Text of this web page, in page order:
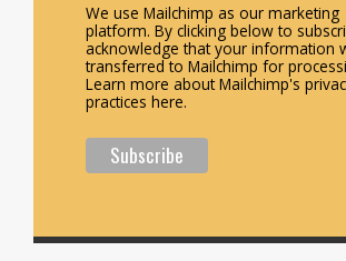
We use Mailchimp as our marketing
platform. By clicking below to
acknowledge that your information
transferred to Mailchimp for
Learn more about Mailchimp's
practices here.